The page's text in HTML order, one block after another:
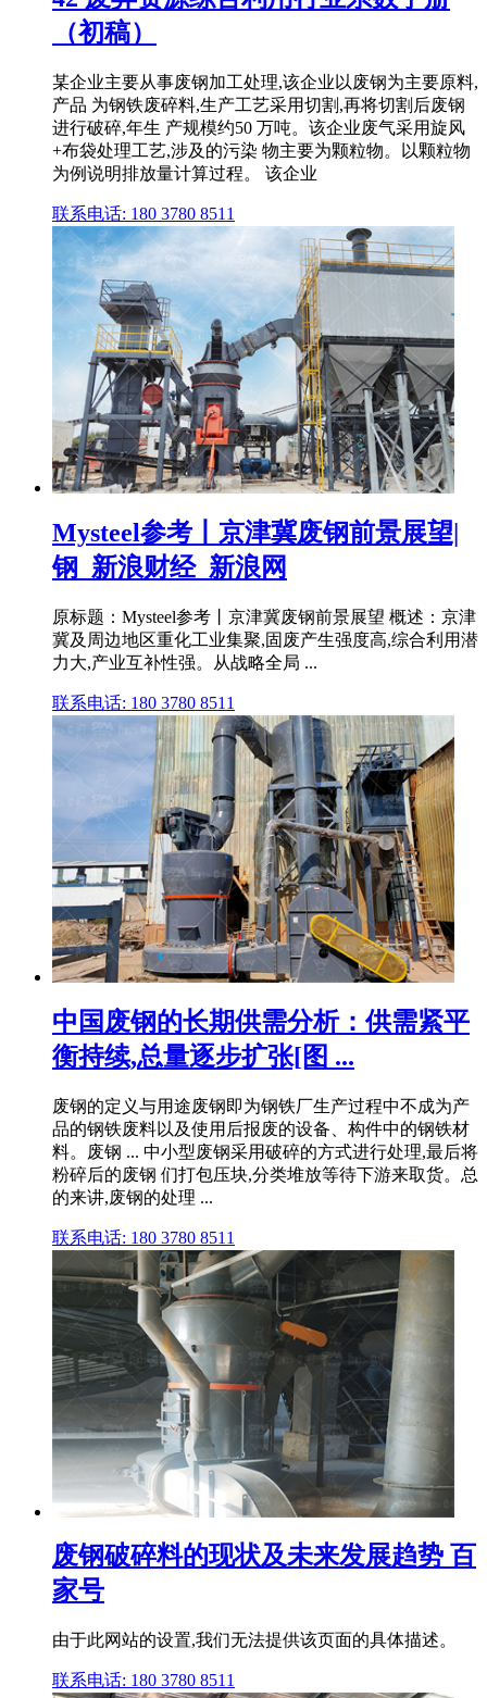
（初稿）
某企业主要从事废钢加工处理,该企业以废钢为主要原料,
产品 为钢铁废碎料,生产工艺采用切割,再将切割后废钢
进行破碎,年生 产规模约50 万吨。该企业废气采用旋风
+布袋处理工艺,涉及的污染 物主要为颗粒物。以颗粒物
为例说明排放量计算过程。 该企业
联系电话: 180 3780 8511
Mysteel参考丨京津冀废钢前景展望|
钢_新浪财经_新浪网
原标题：Mysteel参考丨京津冀废钢前景展望 概述：京津
冀及周边地区重化工业集聚,固废产生强度高,综合利用潜
力大,产业互补性强。从战略全局 ...
联系电话: 180 3780 8511
中国废钢的长期供需分析：供需紧平
衡持续,总量逐步扩张[图 ...
废钢的定义与用途废钢即为钢铁厂生产过程中不成为产
品的钢铁废料以及使用后报废的设备、构件中的钢铁材
料。废钢 ... 中小型废钢采用破碎的方式进行处理,最后将
粉碎后的废钢 们打包压块,分类堆放等待下游来取货。总
的来讲,废钢的处理 ...
联系电话: 180 3780 8511
废钢破碎料的现状及未来发展趋势 百
家号
由于此网站的设置,我们无法提供该页面的具体描述。
联系电话: 180 3780 8511